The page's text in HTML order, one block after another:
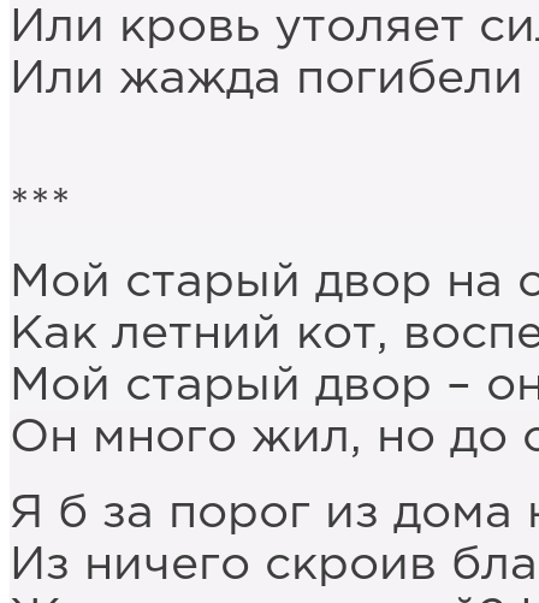
Или кровь утоляет
Или жажда погибели
***
Мой старый двор на
Как летний кот,
Мой старый двор –
Он много жил, но до
Я б за порог из дома
Из ничего скроив